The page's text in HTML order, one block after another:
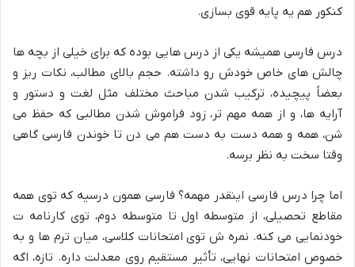
کنکور هم یه پایه قوی بسازی.
درس فارسی همیشه یکی از درس هایی بوده که برای خیلی از بچه ها
چالش های خاص خودش رو داشته. حجم بالای مطالب، نکات ریز و
بعضاً پیچیده، ترکیب شدن مباحث مختلف مثل لغت و دستور و
آرایه ها، و از همه مهم تر، زود فراموش شدن مطالبی که حفظ می
شن، همه و همه دست به دست هم می دن تا خوندن فارسی گاهی
وقتا سخت به نظر برسه.
اما چرا درس فارسی اینقدر مهمه؟ فارسی همون درسیه که توی همه
مقاطع تحصیلی، از متوسطه اول تا متوسطه دوم، توی کارنامه ت
خودنمایی می کنه. نمره ش توی امتحانات کلاسی، میان ترم ها و به
خصوص امتحانات نهایی، تأثیر مستقیم روی معدلت داره. تازه، اگه